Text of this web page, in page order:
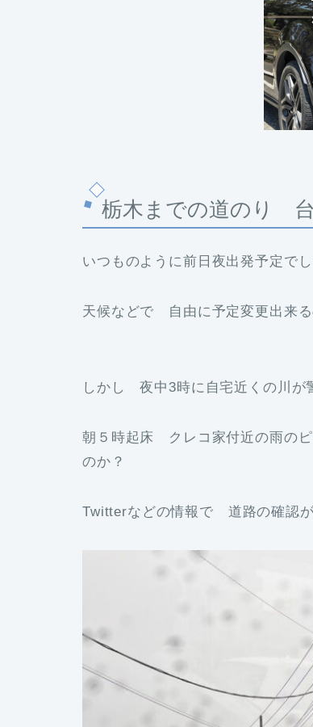
栃木までの道のり
いつものように前日夜出発予定
天候などで 自由に予定変更出来
しかし 夜中3時に自宅近くの川が
朝５時起床 クレコ家付近の雨の
のか？
Twitterなどの情報で 道路の確認